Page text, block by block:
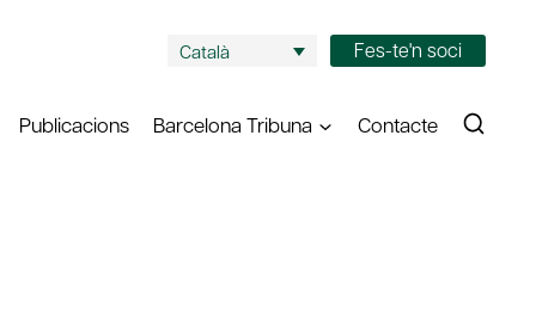
Català Fes-te'n soci
Publicacions Barcelona Tribuna Contacte